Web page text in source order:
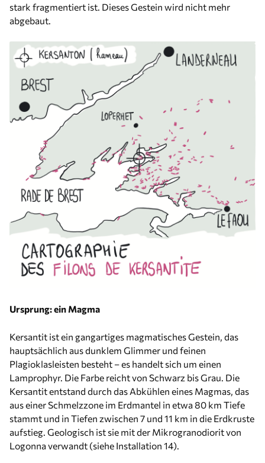
stark fragmentiert ist. Dieses Gestein wird nicht mehr
abgebaut.
Ursprung: ein Magma
Kersantit ist ein gangartiges magmatisches Gestein, das
hauptsächlich aus dunklem Glimmer und feinen
Plagioklasleisten besteht – es handelt sich um einen
Lamprophyr. Die Farbe reicht von Schwarz bis Grau. Die
Kersantit entstand durch das Abkühlen eines Magmas, das
aus einer Schmelzzone im Erdmantel in etwa 80 km Tiefe
stammt und in Tiefen zwischen 7 und 11 km in die Erdkruste
aufstieg. Geologisch ist sie mit der Mikrogranodiorit von
Logonna verwandt (siehe Installation 14).